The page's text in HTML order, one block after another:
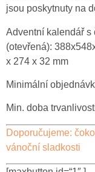
jsou poskytnuty na
Adventní kalendář s
(otevřená):
x 274 x 32 mm
Minimální
Min. doba
Doporučujeme:
vánoční sladkosti